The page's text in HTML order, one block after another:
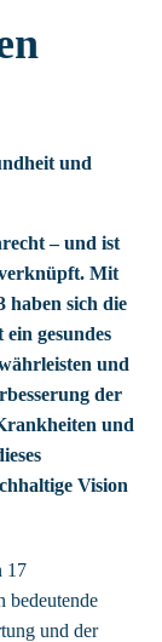
und
– und ist
Mit
haben sich die
gesundes
und
der
und
Vision
17
bedeutende
und der